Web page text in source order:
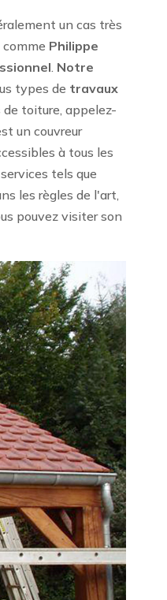
un cas très
comme Philippe
. Notre
types de travaux
de toiture, appelez-
un couvreur
à tous les
tels que
les règles de l'art,
pouvez visiter son